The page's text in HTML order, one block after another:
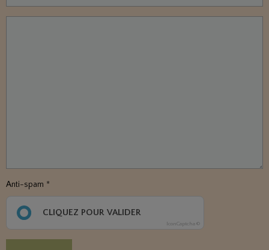
Anti-spam
CLIQUEZ POUR VALIDER
IconCaptcha ©